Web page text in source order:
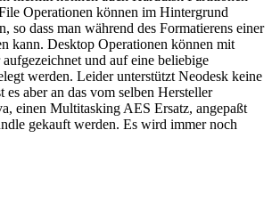
Operationen können im Hintergrund
so dass man während des Formatierens einer
kann. Desktop Operationen können mit
und auf eine beliebige
werden. Leider unterstützt Neodesk keine
es aber an das vom selben Hersteller
einen Multitasking AES Ersatz, angepaßt
gekauft werden. Es wird immer noch